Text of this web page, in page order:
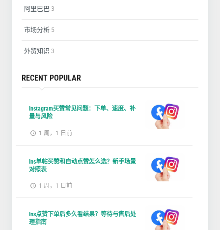
阿里巴巴 3
市场分析 5
外贸知识 3
RECENT POPULAR
Instagram买赞常见问题：下单、速度、补
量与风险
1 周，1 日前
Ins单帖买赞和自动点赞怎么选？新手场景
对照表
1 周，1 日前
Ins点赞下单后多久看结果？等待与售后处
理指南